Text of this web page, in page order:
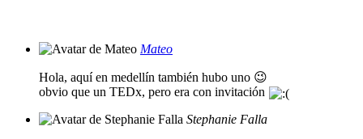
Mateo
Hola, aquí en medellín también hubo uno 😉
obvio que un TEDx, pero era con invitación
Stephanie Falla